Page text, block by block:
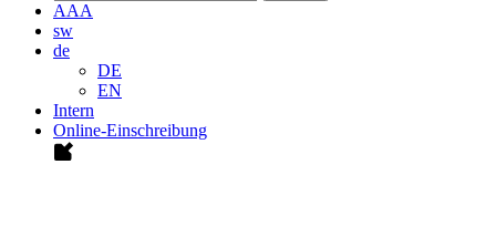
AAA
sw
de
DE
EN
Intern
Online-Einschreibung